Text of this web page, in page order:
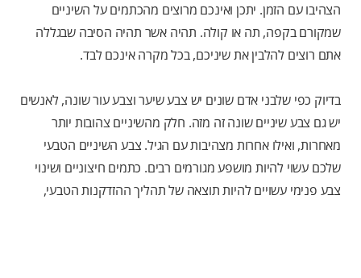
הצהיבו עם הזמן. יתכן ואינכם מרוצים מהכתמים על השיניים
שמקורם בקפה, תה או קולה. תהיה אשר תהיה הסיבה שבגללה
אתם רוצים להלבין את שיניכם, בכל מקרה אינכם לבד.
בדיוק כפי שלבני אדם שונים יש צבע שיער וצבע עור שונה, לאנשים
יש גם צבע שיניים שונה זה מזה. חלק מהשיניים צהובות יותר
מאחרות, ואילו אחרות מצהיבות עם הגיל. צבע השיניים הטבעי
שלכם עשוי להיות מושפע מגורמים רבים. כתמים חיצוניים ושינוי
צבע פנימי עשויים להיות תוצאה של תהליך ההזדקנות הטבעי,